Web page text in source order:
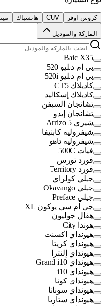
كروس اوفر CUV هاتشباك
الماركة والموديل
Baic X35
بي ام دبليو 520
بي ام دبليو 520i
كاديلاك CT5
كاديلاك إسكاليد
تشانجان السيفن
تشانجان إيدو
شيري Arrizo 5
شيفروليه كابتيفا
شيفروليه تاهو
فيات 500C
فورد تورس
فورد Territory
جيلي كولراي
جيلي Okavango
جيلي Preface
جى ام سى يوكون XL
هفال جوليون
هوندا City
هيونداي اكسنت
هيونداي كريتا
هيونداي إلنترا
هيونداي Grand i10
هيونداي i10
هيونداي كونا
هيونداي سوناتا
هيونداي ستاريا